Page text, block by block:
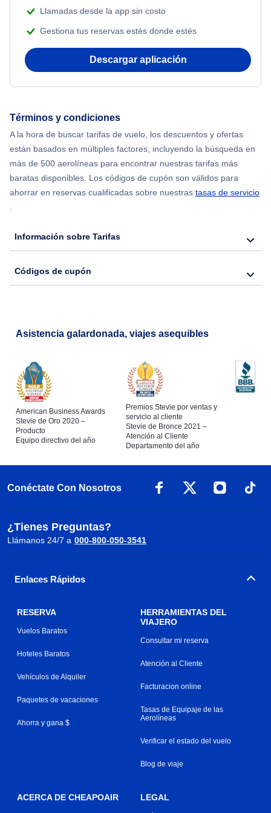
Flights from Nueva York to Mumbai
Flights from Shanghai to Nueva York
Flights from Nueva York to Seúl
Flights from Nueva York to Hong Kong
Llamadas desde la app sin costo
Gestiona tus reservas estés donde estés
Descargar aplicación
Términos y condiciones
A la hora de buscar tarifas de vuelo, los descuentos y ofertas
están basados en múltiples factores, incluyendo la búsqueda en
más de 500 aerolíneas para encontrar nuestras tarifas más
baratas disponibles. Los códigos de cupón son válidos para
ahorrar en reservas cualificadas sobre nuestras tasas de servicio
.
Información sobre Tarifas
Códigos de cupón
Asistencia galardonada, viajes asequibles
American Business Awards
Stevie de Oro 2020 –
Producto
Equipo directivo del año
Premios Stevie por ventas y
servicio al cliente
Stevie de Bronce 2021 –
Atención al Cliente
Departamento del año
Conéctate Con Nosotros
¿Tienes Preguntas?
Llámanos 24/7 a 000-800-050-3541
Enlaces Rápidos
RESERVA
Vuelos Baratos
Hoteles Baratos
Vehículos de Alquiler
Paquetes de vacaciones
Ahorra y gana $
HERRAMIENTAS DEL
VIAJERO
Consultar mi reserva
Atención al Cliente
Facturacion online
Tasas de Equipaje de las
Aerolíneas
Verificar el estado del vuelo
Blog de viaje
ACERCA DE CHEAPOAIR LEGAL